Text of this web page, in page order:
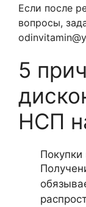
Если после
вопросы,
5
НСП
Покупки